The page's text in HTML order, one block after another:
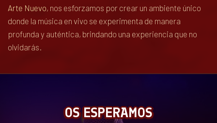
Arte Nuevo, nos esforzamos por crear un ambiente único
donde la música en vivo se experimenta de manera
profunda y auténtica, brindando una experiencia que no
olvidarás.
OS ESPERAMOS